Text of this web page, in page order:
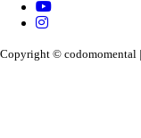
Copyright ©